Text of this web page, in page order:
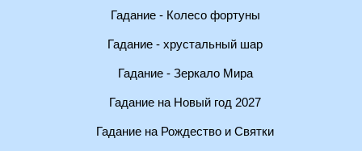
Гадание - Колесо фортуны
Гадание - хрустальный шар
Гадание - Зеркало Мира
Гадание на Новый год 2027
Гадание на Рождество и Святки